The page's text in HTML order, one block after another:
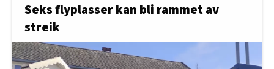
Seks flyplasser kan bli rammet av
streik